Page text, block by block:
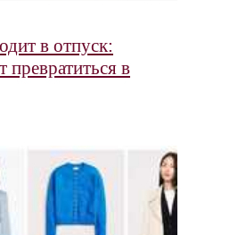
в отпуск:
превратиться в